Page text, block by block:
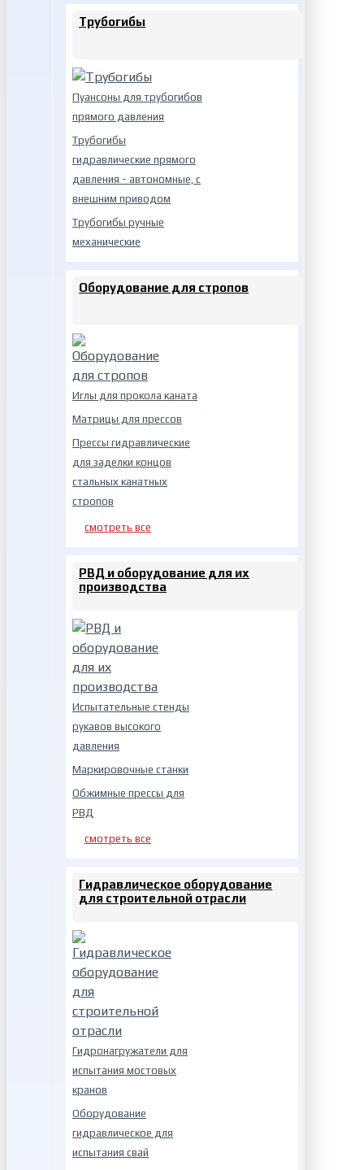
Трубогибы
Пуансоны для трубогибов
прямого давления
Трубогибы
гидравлические прямого
давления - автономные, с
внешним приводом
Трубогибы ручные
механические
Оборудование для стропов
Иглы для прокола каната
Матрицы для прессов
Прессы гидравлические
для заделки концов
стальных канатных
стропов
смотреть все
РВД и оборудование для их
производства
Испытательные стенды
рукавов высокого
давления
Маркировочные станки
Обжимные прессы для
РВД
смотреть все
Гидравлическое оборудование
для строительной отрасли
Гидронагружатели для
испытания мостовых
кранов
Оборудование
гидравлическое для
испытания свай